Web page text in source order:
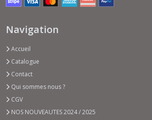
Navigation
Accueil
Catalogue
Contact
Qui sommes nous ?
CGV
NOS NOUVEAUTES 2024 / 2025